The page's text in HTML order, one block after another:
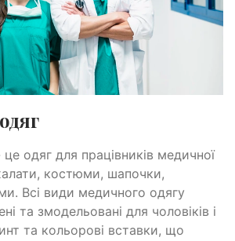
одяг для працівників медичної
костюми, шапочки,
Всі види медичного одягу
та змодельовані для чоловіків і
та кольорові вставки, що